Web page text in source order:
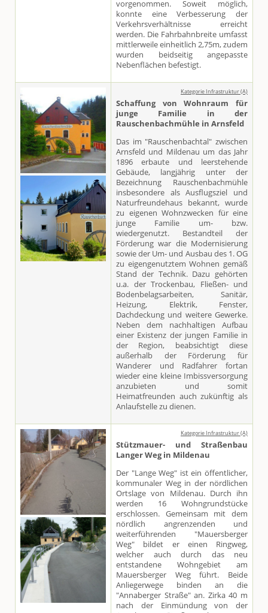
vorgenommen. Soweit möglich,
konnte eine Verbesserung der
Verkehrsverhältnisse erreicht
werden. Die Fahrbahnbreite umfasst
mittlerweile einheitlich 2,75m, zudem
wurden beidseitig angepasste
Nebenflächen befestigt.
Kategorie Infrastruktur (A)
Schaffung von Wohnraum für
junge Familie in der
Rauschenbachmühle in Arnsfeld
Das im "Rauschenbachtal" zwischen
Arnsfeld und Mildenau um das Jahr
1896 erbaute und leerstehende
Gebäude, langjährig unter der
Bezeichnung Rauschenbachmühle
insbesondere als Ausflugsziel und
Naturfreundehaus bekannt, wurde
zu eigenen Wohnzwecken für eine
junge Familie um- bzw.
wiedergenutzt. Bestandteil der
Förderung war die Modernisierung
sowie der Um- und Ausbau des 1. OG
zu eigengenutztem Wohnen gemäß
Stand der Technik. Dazu gehörten
u.a. der Trockenbau, Fließen- und
Bodenbelagsarbeiten, Sanitär,
Heizung, Elektrik, Fenster,
Dachdeckung und weitere Gewerke.
Neben dem nachhaltigen Aufbau
einer Existenz der jungen Familie in
der Region, beabsichtigt diese
außerhalb der Förderung für
Wanderer und Radfahrer fortan
wieder eine kleine Imbissversorgung
anzubieten und somit
Heimatfreunden auch zukünftig als
Anlaufstelle zu dienen.
Kategorie Infrastruktur (A)
Stützmauer- und Straßenbau
Langer Weg in Mildenau
Der "Lange Weg" ist ein öffentlicher,
kommunaler Weg in der nördlichen
Ortslage von Mildenau. Durch ihn
werden 16 Wohngrundstücke
erschlossen. Gemeinsam mit dem
nördlich angrenzenden und
weiterführenden "Mauersberger
Weg" bildet er einen Ringweg,
welcher auch durch das neu
entstandene Wohngebiet am
Mauersberger Weg führt. Beide
Anliegerwege binden an die
"Annaberger Straße" an. Zirka 40 m
nach der Einmündung von der